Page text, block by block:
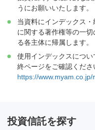
うにお願いいたします。
当資料にインデックス
に関する著作権等の一
る各主体に帰属します。
使用インデックスにつ
終ページをご確認くださ
https://
投資信託を探す